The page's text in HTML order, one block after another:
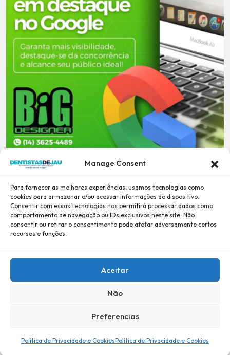
Manage Consent
Para fornecer as melhores experiências, usamos tecnologias como
cookies para armazenar e/ou acessar informações do dispositivo.
Consentir com essas tecnologias nos permitirá processar dados como
comportamento de navegação ou IDs exclusivos neste site. Não
consentir ou retirar o consentimento pode afetar adversamente certos
recursos e funções.
Aceitar
Não
Preferencias
Politica de Privacidade e CookiesPolitica de Privacidade e Cookies
Desde 2001, Confiança e Credibilidade -
Política de Privacidade e Cookies